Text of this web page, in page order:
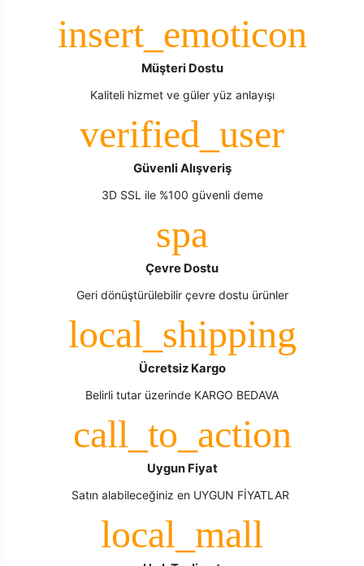
Müşteri Dostu
Kaliteli hizmet ve güler yüz anlayışı
Güvenli Alışveriş
3D SSL ile %100 güvenli deme
Çevre Dostu
Geri dönüştürülebilir çevre dostu ürünler
Ücretsiz Kargo
Belirli tutar üzerinde KARGO BEDAVA
Uygun Fiyat
Satın alabileceğiniz en UYGUN FİYATLAR